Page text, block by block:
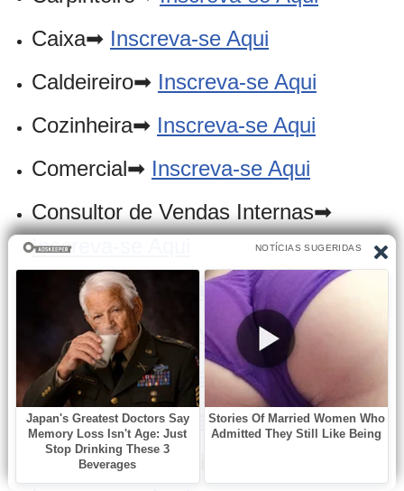
Caixa➡ Inscreva-se Aqui
Caldeireiro➡ Inscreva-se Aqui
Cozinheira➡ Inscreva-se Aqui
Comercial➡ Inscreva-se Aqui
Consultor de Vendas Internas➡
Inscreva-se Aqui
Cumim➡Inscreva-se Aqui
Designer➡Inscreva-se Aqui
Eletricista➡Inscreva-se Aqui
Estágio➡Inscreva-se Aqui
Estágio em Atendimento ao Cliente➡